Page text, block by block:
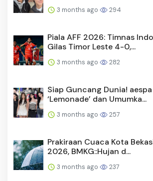
3 months ago 294
Piala AFF 2026: Timnas
Gilas Timor Leste 4-0,...
3 months ago 282
Siap Guncang Dunia!
‘Lemonade’ dan Umumka...
3 months ago 257
Prakiraan Cuaca Kota
2026, BMKG::Hujan d...
3 months ago 237